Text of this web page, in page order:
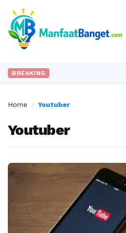
BREAKING
Home / Youtuber
Youtuber